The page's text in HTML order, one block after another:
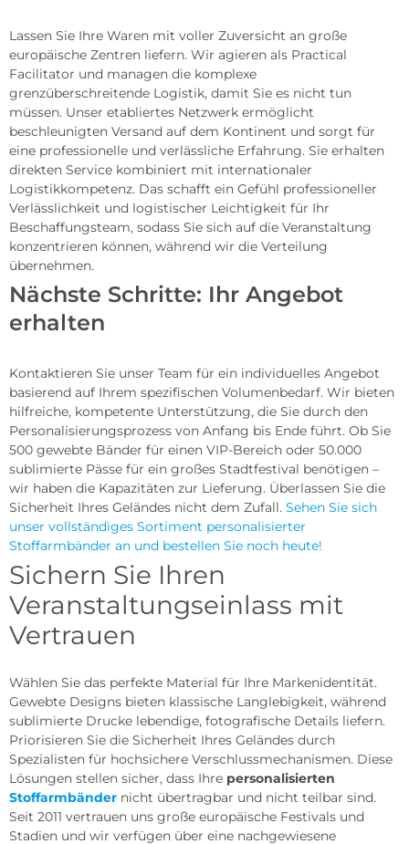
Lassen Sie Ihre Waren mit voller Zuversicht an große
europäische Zentren liefern. Wir agieren als Practical
Facilitator und managen die komplexe
grenzüberschreitende Logistik, damit Sie es nicht tun
müssen. Unser etabliertes Netzwerk ermöglicht
beschleunigten Versand auf dem Kontinent und sorgt für
eine professionelle und verlässliche Erfahrung. Sie erhalten
direkten Service kombiniert mit internationaler
Logistikkompetenz. Das schafft ein Gefühl professioneller
Verlässlichkeit und logistischer Leichtigkeit für Ihr
Beschaffungsteam, sodass Sie sich auf die Veranstaltung
konzentrieren können, während wir die Verteilung
übernehmen.
Nächste Schritte: Ihr Angebot
erhalten
Kontaktieren Sie unser Team für ein individuelles Angebot
basierend auf Ihrem spezifischen Volumenbedarf. Wir bieten
hilfreiche, kompetente Unterstützung, die Sie durch den
Personalisierungsprozess von Anfang bis Ende führt. Ob Sie
500 gewebte Bänder für einen VIP-Bereich oder 50.000
sublimierte Pässe für ein großes Stadtfestival benötigen –
wir haben die Kapazitäten zur Lieferung. Überlassen Sie die
Sicherheit Ihres Geländes nicht dem Zufall. Sehen Sie sich
unser vollständiges Sortiment personalisierter
Stoffarmbänder an und bestellen Sie noch heute!
Sichern Sie Ihren
Veranstaltungseinlass mit
Vertrauen
Wählen Sie das perfekte Material für Ihre Markenidentität.
Gewebte Designs bieten klassische Langlebigkeit, während
sublimierte Drucke lebendige, fotografische Details liefern.
Priorisieren Sie die Sicherheit Ihres Geländes durch
Spezialisten für hochsichere Verschlussmechanismen. Diese
Lösungen stellen sicher, dass Ihre personalisierten
Stoffarmbänder nicht übertragbar und nicht teilbar sind.
Seit 2011 vertrauen uns große europäische Festivals und
Stadien und wir verfügen über eine nachgewiesene